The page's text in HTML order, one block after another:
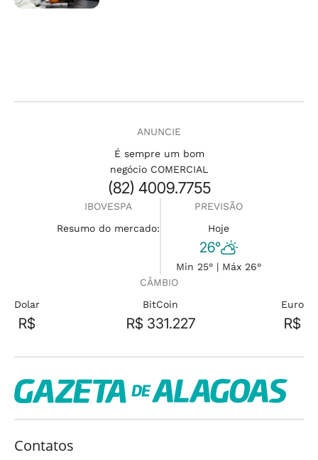
ANUNCIE
É sempre um bom
negócio COMERCIAL
(82) 4009.7755
IBOVESPA
Resumo do mercado:
PREVISÃO
Hoje
26°
Min 25° | Máx 26°
CÂMBIO
Dolar
R$
BitCoin
R$ 331.227
Euro
R$
Contatos